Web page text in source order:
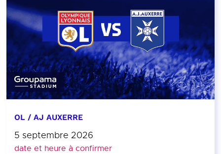
OL / AJ AUXERRE
5 septembre 2026
date et heure à confirmer